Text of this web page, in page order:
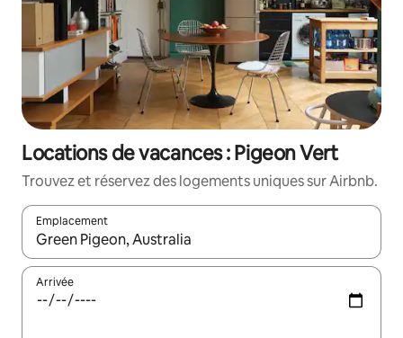
Locations de vacances : Pigeon Vert
Trouvez et réservez des logements uniques sur Airbnb.
Emplacement
Quand les résultats sont affichés, parcourez-les en utilisant
Arrivée